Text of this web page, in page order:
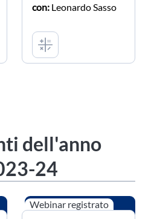
con: Leonardo Sasso
dell'anno
24
Webinar registrato